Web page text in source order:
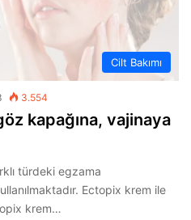
Cilt Bakımı
3.554
kapağına, vajinaya
türdeki egzama
Ectopix krem ile
krem…